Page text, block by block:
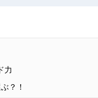
力
？！